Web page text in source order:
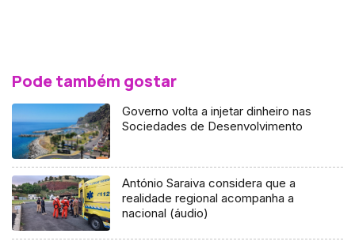
Pode também gostar
Governo volta a injetar dinheiro nas
Sociedades de Desenvolvimento
António Saraiva considera que a
realidade regional acompanha a
nacional (áudio)